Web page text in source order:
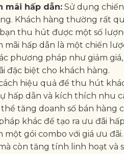
mãi hấp dẫn: Sử dụng
Khách hàng thường rất
thu hút được một số
mãi hấp dẫn là một chiến
phương pháp như giảm
đặc biệt cho khách hàng.
hiệu quả để thu hút
hấp dẫn và kích thích
tăng doanh số bán hàng
khác để tạo ra ưu đãi
một gói combo với giá ưu
còn tăng tính linh hoạt và